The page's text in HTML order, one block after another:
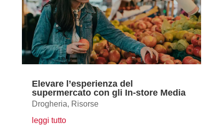
Elevare l’esperienza del
supermercato con gli In-store Media
Drogheria, Risorse
leggi tutto